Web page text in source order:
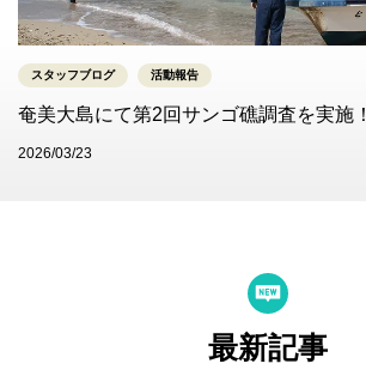
スタッフブログ 活動報告
奄美大島にて第2回サンゴ礁調査を実施！
2026/03/23
最新記事